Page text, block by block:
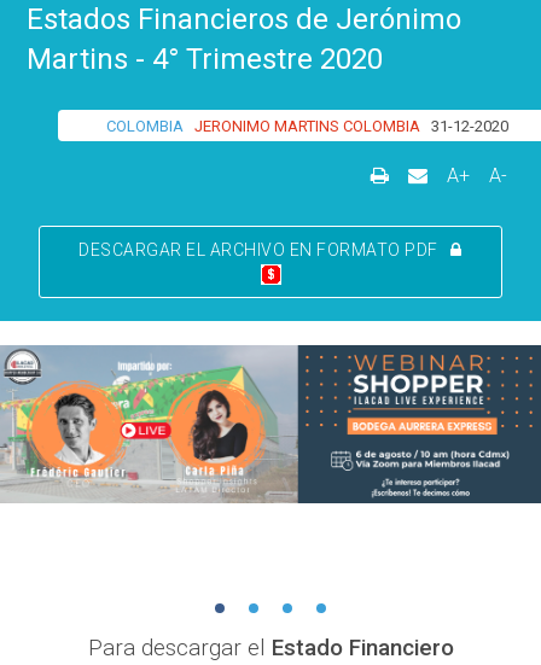
Estados Financieros de Jerónimo
Martins - 4° Trimestre 2020
COLOMBIA JERONIMO MARTINS COLOMBIA 31-12-2020
A+ A-
DESCARGAR EL ARCHIVO EN FORMATO PDF
Para descargar el Estado Financiero